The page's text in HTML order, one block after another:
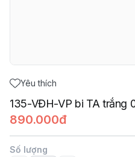
Yêu thích
135-VĐH-VP bi TA trắng
890.000đ
Số lượng